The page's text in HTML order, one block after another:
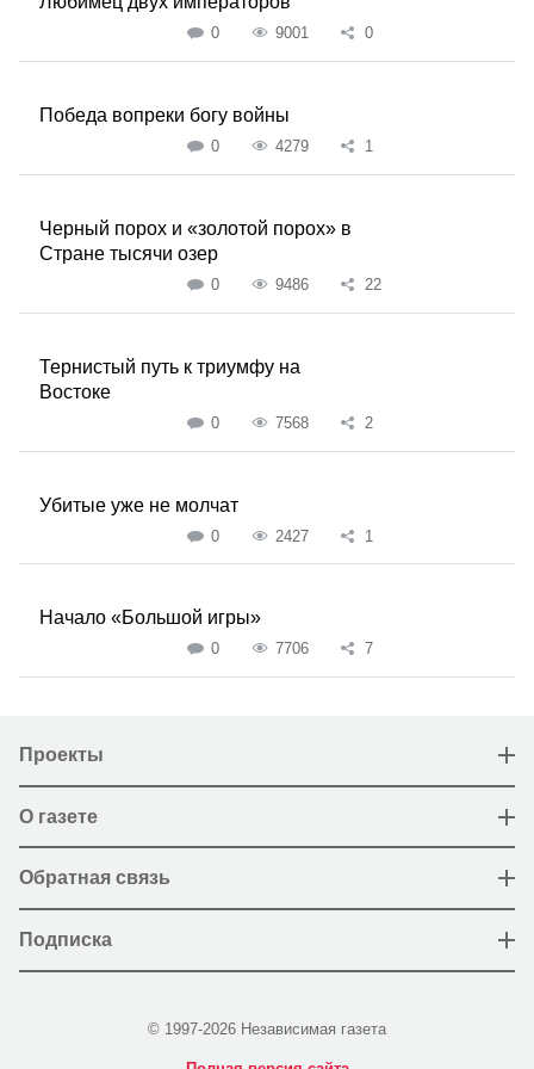
0 9001 0
Победа вопреки богу войны
0 4279 1
Черный порох и «золотой порох» в
Стране тысячи озер
0 9486 22
Тернистый путь к триумфу на
Востоке
0 7568 2
Убитые уже не молчат
0 2427 1
Начало «Большой игры»
0 7706 7
Проекты
О газете
Обратная связь
Подписка
© 1997-2026 Независимая газета